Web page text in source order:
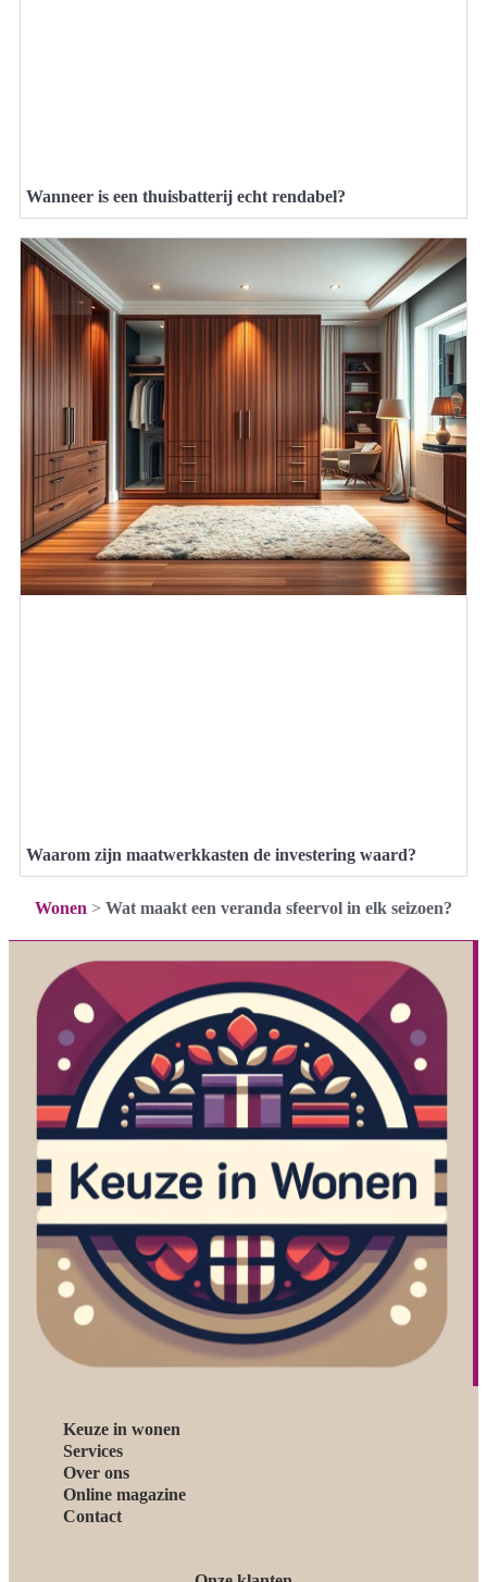
Wanneer is een thuisbatterij echt rendabel?
Waarom zijn maatwerkkasten de investering waard?
Wonen > Wat maakt een veranda sfeervol in elk seizoen?
Keuze in wonen
Services
Over ons
Online magazine
Contact